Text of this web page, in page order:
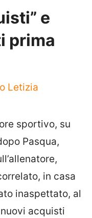
e
prima
Letizia
sportivo, su
Pasqua,
in casa
inaspettato, al
acquisti